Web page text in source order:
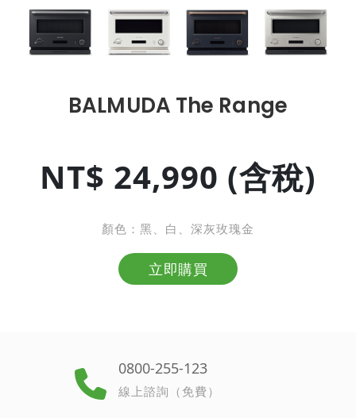
BALMUDA The Range
NT$ 24,990 (含稅)
顏色：黑、白、深灰玫瑰金
立即購買
0800-255-123
線上諮詢（免費）